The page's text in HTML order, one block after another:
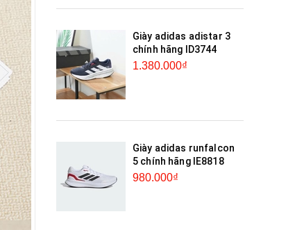
Giày adidas adistar 3
chính hãng ID3744
1.380.000₫
Giày adidas runfalcon
5 chính hãng IE8818
980.000₫